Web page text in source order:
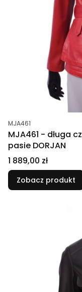
Kod produktu
MJA461
MJA461 - długa
pasie DORJAN
Cena
1 889,00 zł
Zobacz produkt